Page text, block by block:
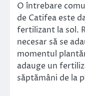
O întrebare
de Catifea este
fertilizant la sol.
necesar să se
momentul
adauge un
săptămâni de la